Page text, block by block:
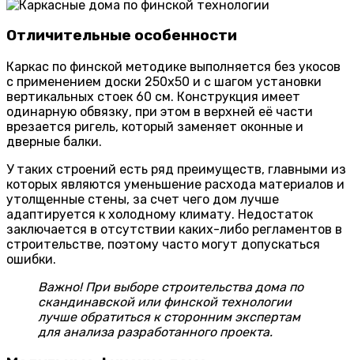
Отличительные особенности
Каркас по финской методике выполняется без укосов
с применением доски 250х50 и с шагом установки
вертикальных стоек 60 см. Конструкция имеет
одинарную обвязку, при этом в верхней её части
врезается ригель, который заменяет оконные и
дверные балки.
У таких строений есть ряд преимуществ, главными из
которых являются уменьшение расхода материалов и
утолщенные стены, за счет чего дом лучше
адаптируется к холодному климату. Недостаток
заключается в отсутствии каких-либо регламентов в
строительстве, поэтому часто могут допускаться
ошибки.
Важно! При выборе строительства дома по
скандинавской или финской технологии
лучше обратиться к сторонним экспертам
для анализа разработанного проекта.